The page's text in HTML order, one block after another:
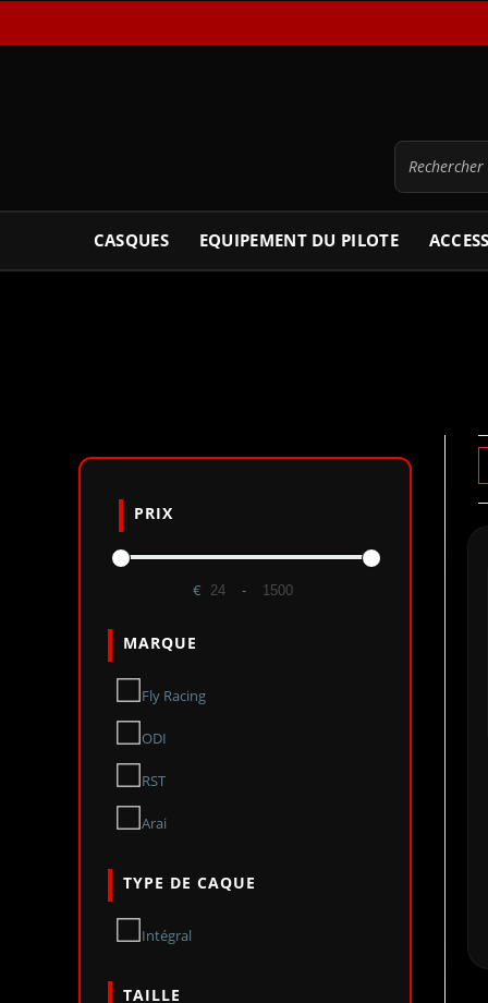
CASQUES EQUIPEMENT DU PILOTE
PRIX
€ -
MARQUE
Fly Racing
ODI
RST
Arai
TYPE DE CAQUE
Intégral
TAILLE